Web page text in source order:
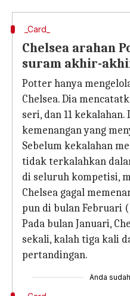
_Card_
Chelsea arahan
suram akhir-
Potter hanya
Chelsea. Dia
seri, dan 11
kemenangan yang
Sebelum kekalahan
tidak terkalahkan
di seluruh kompetisi,
Chelsea gagal
pun di bulan Februari
Pada bulan Januari,
sekali, kalah tiga kali
pertandingan.
Anda sudah